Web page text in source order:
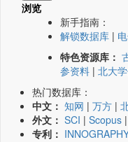
浏览
新手指南：
解锁数据库 |
特色资源库：
参资料 | 北大
热门数据库：
中文： 知网 | 万方 |
外文： SCI | Scopus |
专利：